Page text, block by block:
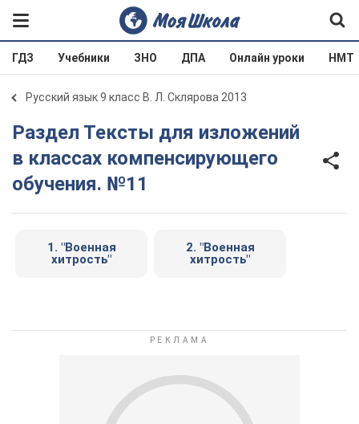
ГДЗ Учебники ЗНО ДПА Онлайн уроки НМТ
Русский язык 9 класс В. Л. Склярова 2013
Раздел Тексты для изложений
в классах компенсирующего
обучения. №11
1. "Военная
хитрость"
2. "Военная
хитрость"